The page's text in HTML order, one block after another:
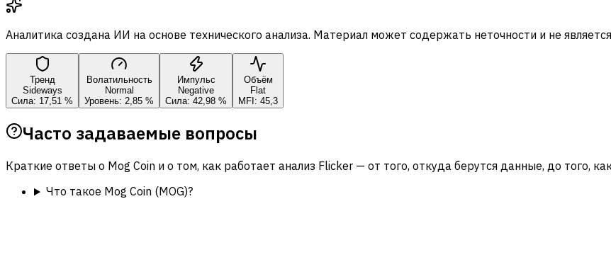
Аналитика создана ИИ на основе технического анализа. Материал может содержать неточности и не
Тренд
Sideways
Сила: 17,51 %
Волатильность
Normal
Уровень: 2,85 %
Импульс
Negative
Сила: 42,98 %
Объём
Flat
MFI: 45,3
Часто задаваемые вопросы
Краткие ответы о Mog Coin и о том, как работает анализ Flicker — от того, откуда берутся данные, до того,
Что такое Mog Coin (MOG)?